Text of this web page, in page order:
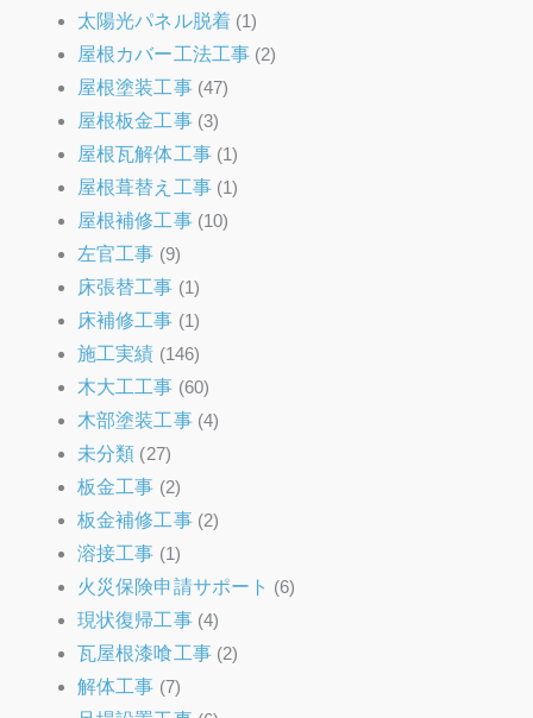
太陽光パネル脱着(1)
屋根カバー工法工事(2)
屋根塗装工事(47)
屋根板金工事(3)
屋根瓦解体工事(1)
屋根葺替え工事(1)
屋根補修工事(10)
左官工事 (9)
床張替工事 (1)
床補修工事 (1)
施工実績 (146)
木大工工事 (60)
木部塗装工事(4)
未分類 (27)
板金工事 (2)
板金補修工事(2)
溶接工事 (1)
火災保険申請サポート (6)
現状復帰工事(4)
瓦屋根漆喰工事(2)
解体工事 (7)